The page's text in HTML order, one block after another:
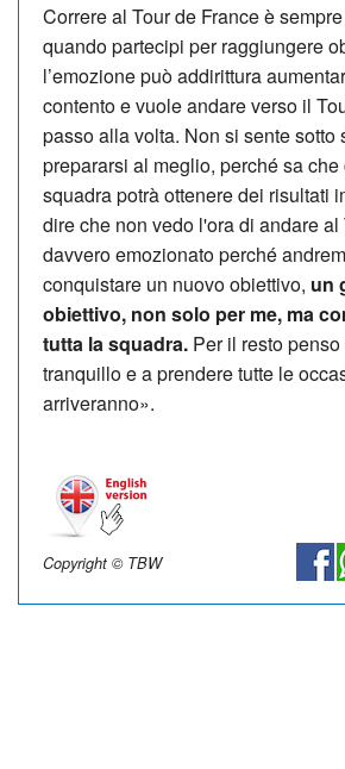
Correre al Tour de France è
quando partecipi per raggiungere
l’emozione può addirittura
contento e vuole andare verso il
passo alla volta. Non si sente sotto
prepararsi al meglio, perché sa
squadra potrà ottenere dei risultati
dire che non vedo l'ora di andare al
davvero emozionato perché
conquistare un nuovo obiettivo, un
obiettivo, non solo per me, ma
tutta la squadra. Per il resto
tranquillo e a prendere tutte le
arriveranno».
Copyright © TBW